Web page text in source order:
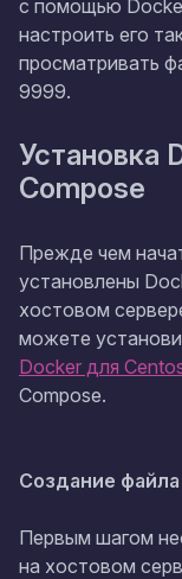
с помощью
настроить его
просматривать
9999.
Установка
Compose
Прежде чем
установлены
хостовом
можете
Docker для
Compose.
Создание
Первым шагом
на хостовом